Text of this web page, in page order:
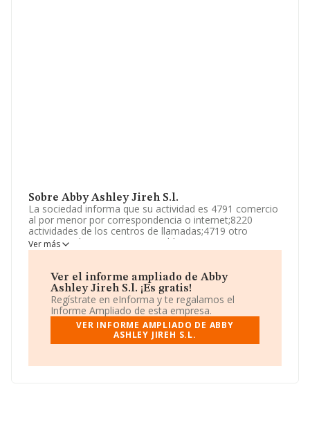
Sobre Abby Ashley Jireh S.l.
La sociedad informa que su actividad es 4791 comercio
al por menor por correspondencia o internet;8220
actividades de los centros de llamadas;4719 otro
comercio al por menor en establecimientos
especializados.etc. La empresa aparece inscrita en el
actividad CNAE es 'Comercio al por menor por
correspondencia o internet' con código 4791. La
compañía no tiene actividad en mercados exteriores.
La sociedad españolaAbby Ashley Jireh S.L, NIF
B42894626, está situada en Calle Manuel De Falla núm.
55 Bl F Piso 2 Pta. 4, (08210), Barbera Del Valles, en
Ver más
Ver el informe ampliado de Abby
Ashley Jireh S.l. ¡Es gratis!
Regístrate en eInforma y te regalamos el
Informe Ampliado de esta empresa.
VER INFORME AMPLIADO DE ABBY
ASHLEY JIREH S.L.